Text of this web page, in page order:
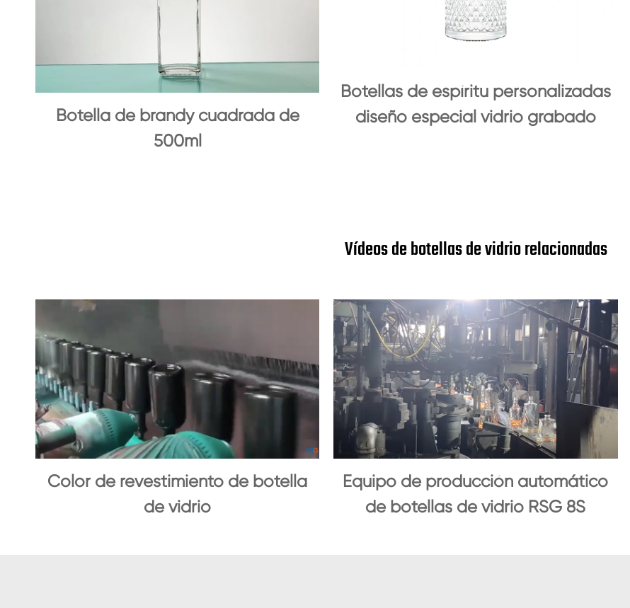
Botella de brandy cuadrada de
500ml
Botellas de espíritu personalizadas
diseño especial vidrio grabado
Vídeos de botellas de vidrio relacionadas
Color de revestimiento de botella
de vidrio
Equipo de producción automático
de botellas de vidrio RSG 8S